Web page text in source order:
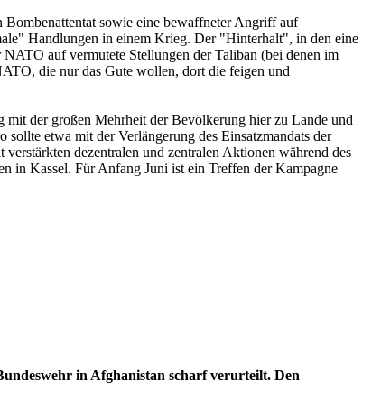
Bombenattentat sowie eine bewaffneter Angriff auf
Handlungen in einem Krieg. Der "Hinterhalt", in den eine
auf vermutete Stellungen der Taliban (bei denen im
die nur das Gute wollen, dort die feigen und
mit der großen Mehrheit der Bevölkerung hier zu Lande und
etwa mit der Verlängerung des Einsatzmandats der
dezentralen und zentralen Aktionen während des
in Kassel. Für Anfang Juni ist ein Treffen der Kampagne
in Afghanistan scharf verurteilt. Den